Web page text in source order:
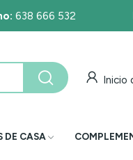
638 666 532
Inicio
DE CASA